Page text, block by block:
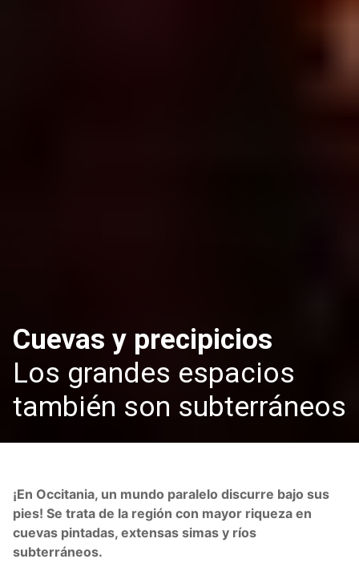
Cuevas y precipicios
Los grandes espacios
también son subterráneos
¡En Occitania, un mundo paralelo discurre bajo sus
pies! Se trata de la región con mayor riqueza en
cuevas pintadas, extensas simas y ríos
subterráneos.